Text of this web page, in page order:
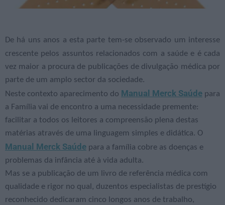
De há uns anos a esta parte tem-se observado um interesse
crescente pelos assuntos relacionados com a saúde e é cada
vez maior a procura de publicações de divulgação médica por
parte de um amplo sector da sociedade.
Neste contexto aparecimento do Manual Merck Saúde para
a Família vai de encontro a uma necessidade premente:
facilitar a todos os leitores a compreensão plena destas
matérias através de uma linguagem simples e didática. O
Manual Merck Saúde para a família cobre as doenças e
problemas da infância até à vida adulta.
Mas se a publicação de um livro de referência médica com
qualidade e rigor no qual, duzentos especialistas de prestígio
reconhecido dedicaram cinco longos anos de trabalho,